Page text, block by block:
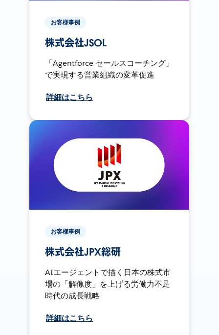
お客様事例
株式会社JSOL
「Agentforce セールスコーチング」
で実現する営業組織の変革促進
詳細はこちら
お客様事例
株式会社JPX総研
AIエージェントで描く日本の株式市
場の「解像度」を上げる労働力不足
時代の成長戦略
詳細はこちら